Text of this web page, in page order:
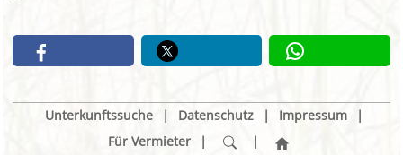
Unterkunftssuche | Datenschutz | Impressum
|
Für Vermieter
| |